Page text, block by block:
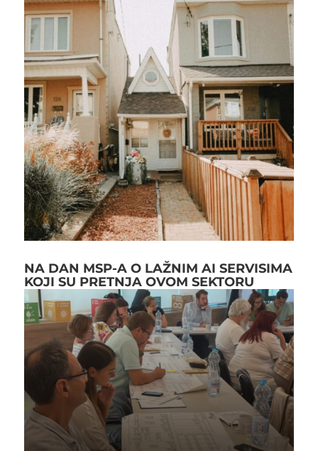
NA DAN MSP-A O LAŽNIM AI SERVISIMA
KOJI SU PRETNJA OVOM SEKTORU